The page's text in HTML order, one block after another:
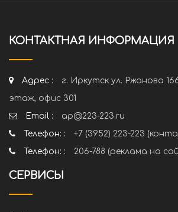
КОНТАКТНАЯ ИНФОРМАЦИЯ
Адрес :
г. Иркутск ул. Ржанова
этаж, офис 301
Email :
ap@223-223.ru
Телефон: :
+7 (3952) 223-223
Телефон: :
206-788 (реклама на
СЕРВИСЫ